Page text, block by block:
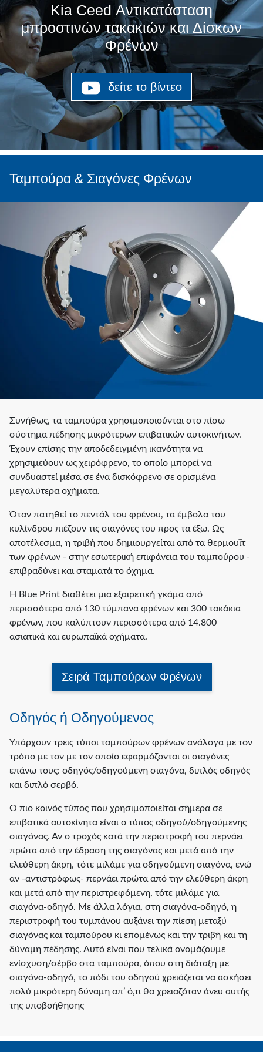
Kia Ceed Αντικατάσταση
μπροστινών τακακιών και Δίσκων
Φρένων
δείτε το βίντεο
Ταμπούρα & Σιαγόνες Φρένων
Συνήθως, τα ταμπούρα χρησιμοποιούνται στο πίσω
σύστημα πέδησης μικρότερων επιβατικών αυτοκινήτων.
Έχουν επίσης την αποδεδειγμένη ικανότητα να
χρησιμεύουν ως χειρόφρενο, το οποίο μπορεί να
συνδυαστεί μέσα σε ένα δισκόφρενο σε ορισμένα
μεγαλύτερα οχήματα.
Όταν πατηθεί το πεντάλ του φρένου, τα έμβολα του
κυλίνδρου πιέζουν τις σιαγόνες του προς τα έξω. Ως
αποτέλεσμα, η τριβή που δημιουργείται από τα θερμουΐτ
των φρένων - στην εσωτερική επιφάνεια του ταμπούρου -
επιβραδύνει και σταματά το όχημα.
Η Blue Print διαθέτει μια εξαιρετική γκάμα από
περισσότερα από 130 τύμπανα φρένων και 300 τακάκια
φρένων, που καλύπτουν περισσότερα από 14.800
ασιατικά και ευρωπαϊκά οχήματα.
Σειρά Ταμπούρων Φρένων
Οδηγός ή Οδηγούμενος
Υπάρχουν τρεις τύποι ταμπούρων φρένων ανάλογα με τον
τρόπο με τον με τον οποίο εφαρμόζονται οι σιαγόνες
επάνω τους: οδηγός/οδηγούμενη σιαγόνα, διπλός οδηγός
και διπλό σερβό.
Ο πιο κοινός τύπος που χρησιμοποιείται σήμερα σε
επιβατικά αυτοκίνητα είναι ο τύπος οδηγού/οδηγούμενης
σιαγόνας. Αν ο τροχός κατά την περιστροφή του περνάει
πρώτα από την έδραση της σιαγόνας και μετά από την
ελεύθερη άκρη, τότε μιλάμε για οδηγούμενη σιαγόνα, ενώ
αν -αντιστρόφως- περνάει πρώτα από την ελεύθερη άκρη
και μετά από την περιστρεφόμενη, τότε μιλάμε για
σιαγόνα-οδηγό. Με άλλα λόγια, στη σιαγόνα-οδηγό, η
περιστροφή του τυμπάνου αυξάνει την πίεση μεταξύ
σιαγόνας και ταμπούρου κι επομένως και την τριβή και τη
δύναμη πέδησης. Αυτό είναι που τελικά ονομάζουμε
ενίσχυση/σέρβο στα ταμπούρα, όπου στη διάταξη με
σιαγόνα-οδηγό, το πόδι του οδηγού χρειάζεται να ασκήσει
πολύ μικρότερη δύναμη απ’ ό,τι θα χρειαζόταν άνευ αυτής
της υποβοήθησης